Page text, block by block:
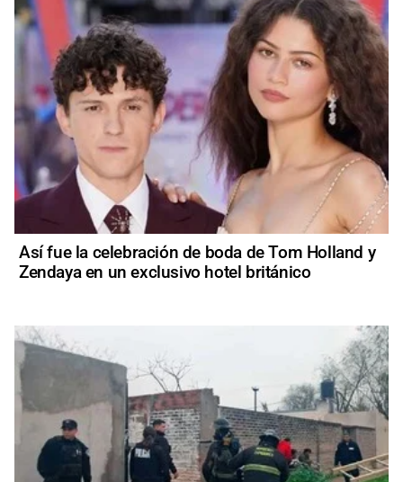
Así fue la celebración de boda de Tom Holland y
Zendaya en un exclusivo hotel británico